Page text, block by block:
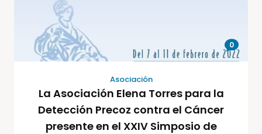
0
Asociación
La Asociación Elena Torres para la
Detección Precoz contra el Cáncer
presente en el XXIV Simposio de